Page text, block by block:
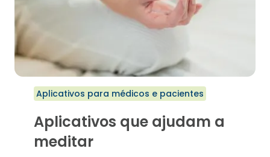
Aplicativos para médicos e pacientes
Aplicativos que ajudam a
meditar